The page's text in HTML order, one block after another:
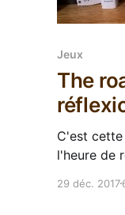
Jeux
The
C'est
l'heure de
peu en
29 déc. 2017